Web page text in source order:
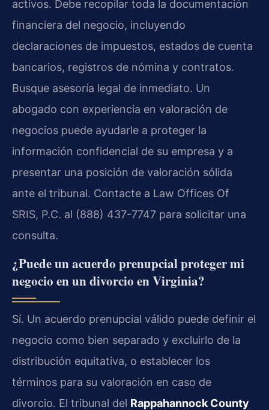
activos. Debe recopilar toda la documentación
financiera del negocio, incluyendo
declaraciones de impuestos, estados de cuenta
bancarios, registros de nómina y contratos.
Busque asesoría legal de inmediato. Un
abogado con experiencia en valoración de
negocios puede ayudarle a proteger la
información confidencial de su empresa y a
presentar una posición de valoración sólida
ante el tribunal. Contacte a Law Offices Of
SRIS, P.C. al (888) 437-7747 para solicitar una
consulta.
¿Puede un acuerdo prenupcial proteger mi
negocio en un divorcio en Virginia?
Sí. Un acuerdo prenupcial válido puede definir el
negocio como bien separado y excluirlo de la
distribución equitativa, o establecer los
términos para su valoración en caso de
divorcio. El tribunal del Rappahannock County